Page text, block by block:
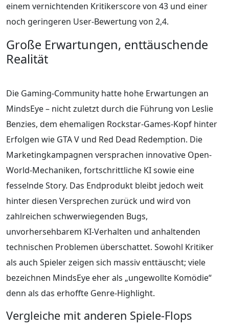
einem vernichtenden Kritikerscore von 43 und einer
noch geringeren User-Bewertung von 2,4.
Große Erwartungen, enttäuschende
Realität
Die Gaming-Community hatte hohe Erwartungen an
MindsEye – nicht zuletzt durch die Führung von Leslie
Benzies, dem ehemaligen Rockstar-Games-Kopf hinter
Erfolgen wie GTA V und Red Dead Redemption. Die
Marketingkampagnen versprachen innovative Open-
World-Mechaniken, fortschrittliche KI sowie eine
fesselnde Story. Das Endprodukt bleibt jedoch weit
hinter diesen Versprechen zurück und wird von
zahlreichen schwerwiegenden Bugs,
unvorhersehbarem KI-Verhalten und anhaltenden
technischen Problemen überschattet. Sowohl Kritiker
als auch Spieler zeigen sich massiv enttäuscht; viele
bezeichnen MindsEye eher als „ungewollte Komödie“
denn als das erhoffte Genre-Highlight.
Vergleiche mit anderen Spiele-Flops